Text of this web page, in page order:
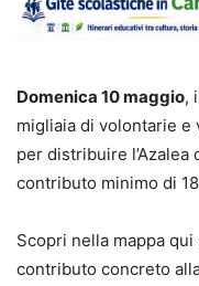
Domenica 10 maggio,
migliaia di volontarie e
per distribuire l’Azalea
contributo minimo di
Scopri nella mappa
contributo concreto